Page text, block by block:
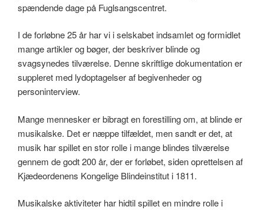
spændende dage på Fuglsangscentret.
I de forløbne 25 år har vi i selskabet indsamlet og formidlet
mange artikler og bøger, der beskriver blinde og
svagsynedes tilværelse. Denne skriftlige dokumentation er
suppleret med lydoptagelser af begivenheder og
personinterview.
Mange mennesker er bibragt en forestilling om, at blinde er
musikalske. Det er næppe tilfældet, men sandt er det, at
musik har spillet en stor rolle i mange blindes tilværelse
gennem de godt 200 år, der er forløbet, siden oprettelsen af
Kjædeordenens Kongelige Blindeinstitut i 1811.
Musikalske aktiviteter har hidtil spillet en mindre rolle i